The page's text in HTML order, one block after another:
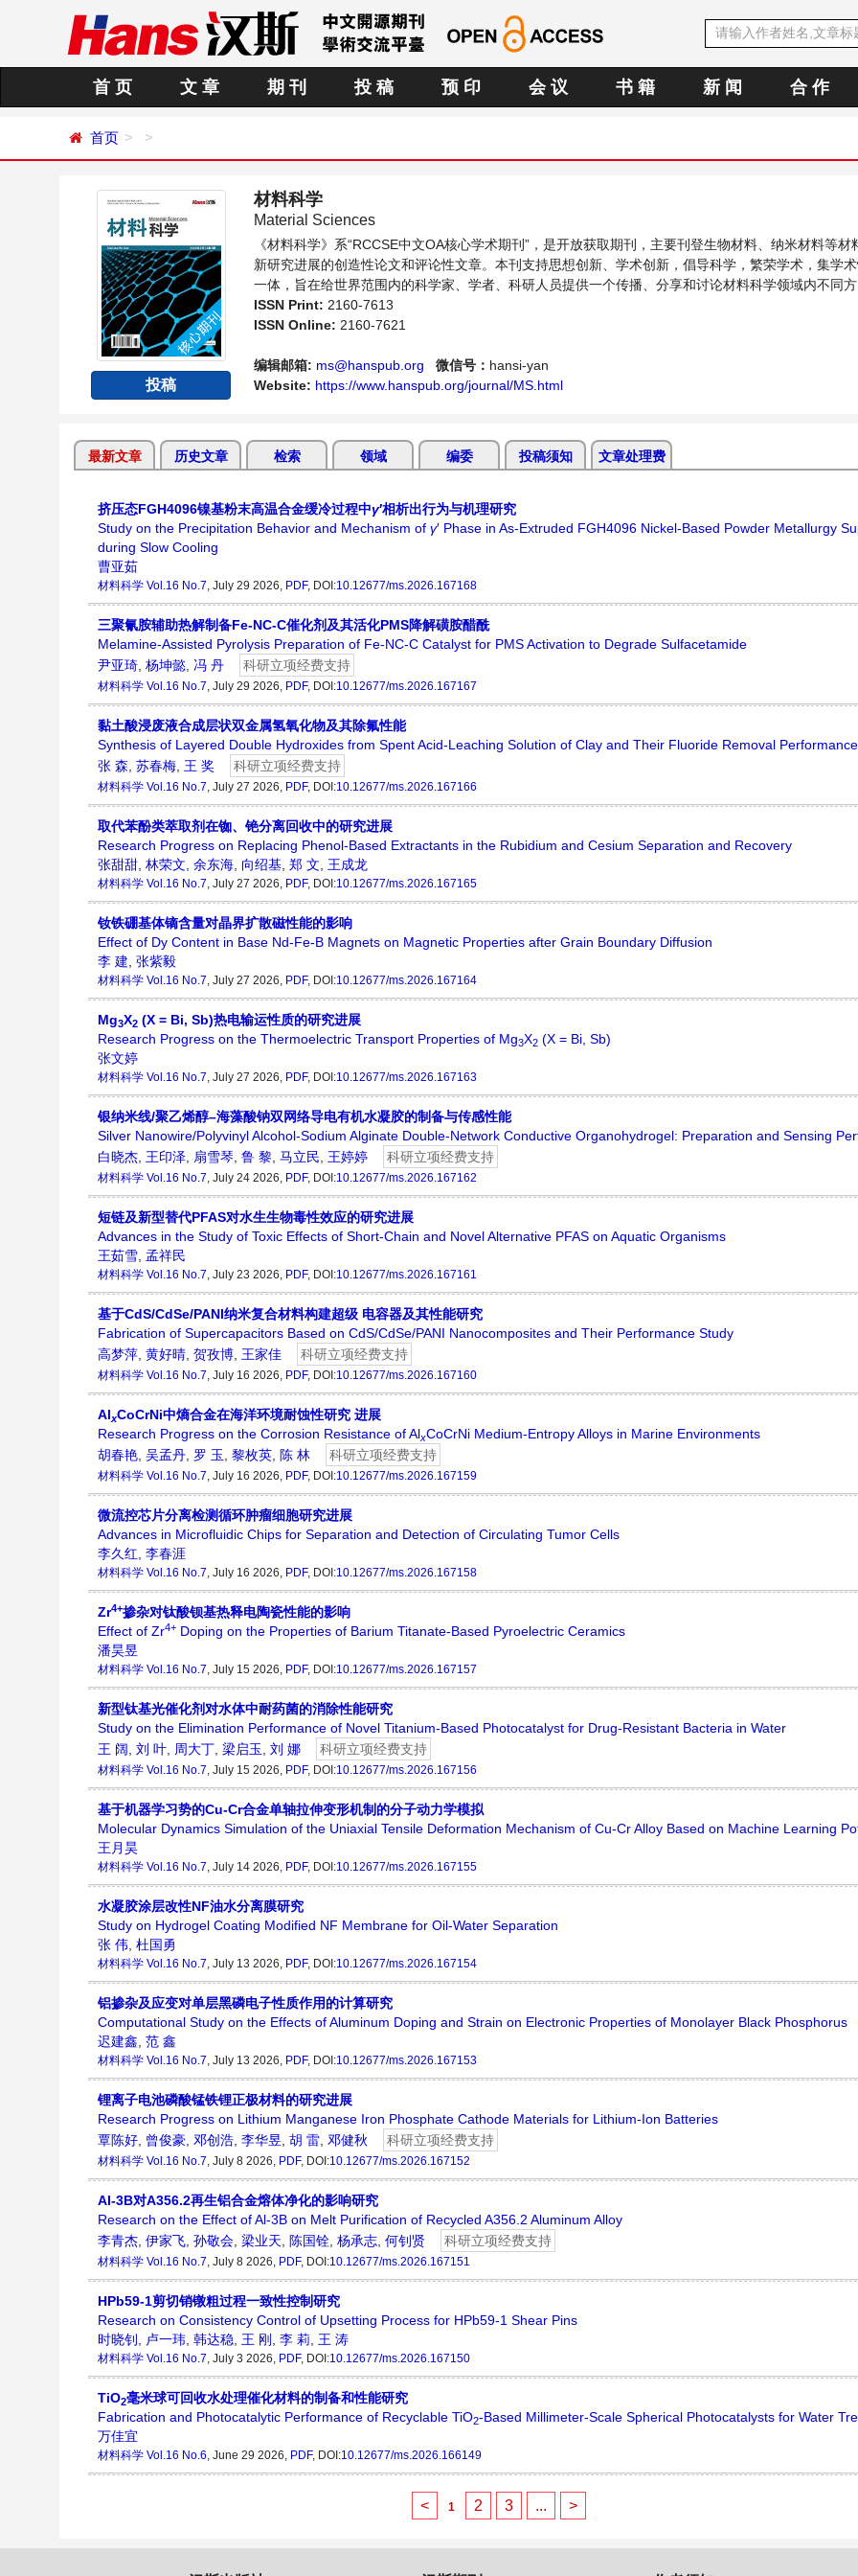
首 页 文 章 期 刊 投 稿 预 印 会 议 书 籍 新 闻 合 作
首页
投稿
材料科学
Material Sciences
《材料科学》系“RCCSE中文OA核心学术期刊”，是开放获取期刊，主要刊登生物材料、纳米材料等材
新研究进展的创造性论文和评论性文章。本刊支持思想创新、学术创新，倡导科学，繁荣学术，集学
一体，旨在给世界范围内的科学家、学者、科研人员提供一个传播、分享和讨论材料科学领域内不同方
的交流平台。
ISSN Print: 2160-7613
ISSN Online: 2160-7621
编辑邮箱: ms@hanspub.org 微信号： hansi-yan
Website: https://www.hanspub.org/journal/MS.html
最新文章 历史文章 检索 领域 编委 投稿须知 文章处理费
挤压态FGH4096镍基粉末高温合金缓冷过程中γ′相析出行为与机理研究
Study on the Precipitation Behavior and Mechanism of γ′ Phase in As‑Extruded FGH4096 Nickel‑Based Powder Metallurgy
during Slow Cooling
曹亚茹
材料科学 Vol.16 No.7, July 29 2026, PDF, DOI:10.12677/ms.2026.167168
三聚氰胺辅助热解制备Fe-NC-C催化剂及其活化PMS降解磺胺醋酰
Melamine-Assisted Pyrolysis Preparation of Fe-NC-C Catalyst for PMS Activation to Degrade Sulfacetamide
尹亚琦, 杨坤懿, 冯 丹 科研立项经费支持
材料科学 Vol.16 No.7, July 29 2026, PDF, DOI:10.12677/ms.2026.167167
黏土酸浸废液合成层状双金属氢氧化物及其除氟性能
Synthesis of Layered Double Hydroxides from Spent Acid-Leaching Solution of Clay and Their Fluoride Removal Performance
张 森, 苏春梅, 王 奖 科研立项经费支持
材料科学 Vol.16 No.7, July 27 2026, PDF, DOI:10.12677/ms.2026.167166
取代苯酚类萃取剂在铷、铯分离回收中的研究进展
Research Progress on Replacing Phenol-Based Extractants in the Rubidium and Cesium Separation and Recovery
张甜甜, 林荣文, 余东海, 向绍基, 郑 文, 王成龙
材料科学 Vol.16 No.7, July 27 2026, PDF, DOI:10.12677/ms.2026.167165
钕铁硼基体镝含量对晶界扩散磁性能的影响
Effect of Dy Content in Base Nd-Fe-B Magnets on Magnetic Properties after Grain Boundary Diffusion
李 建, 张紫毅
材料科学 Vol.16 No.7, July 27 2026, PDF, DOI:10.12677/ms.2026.167164
Mg3X2 (X = Bi, Sb)热电输运性质的研究进展
Research Progress on the Thermoelectric Transport Properties of Mg3X2 (X = Bi, Sb)
张文婷
材料科学 Vol.16 No.7, July 27 2026, PDF, DOI:10.12677/ms.2026.167163
银纳米线/聚乙烯醇–海藻酸钠双网络导电有机水凝胶的制备与传感性能
Silver Nanowire/Polyvinyl Alcohol-Sodium Alginate Double-Network Conductive Organohydrogel: Preparation and Sensing
白晓杰, 王印泽, 扇雪琴, 鲁 黎, 马立民, 王婷婷 科研立项经费支持
材料科学 Vol.16 No.7, July 24 2026, PDF, DOI:10.12677/ms.2026.167162
短链及新型替代PFAS对水生生物毒性效应的研究进展
Advances in the Study of Toxic Effects of Short-Chain and Novel Alternative PFAS on Aquatic Organisms
王茹雪, 孟祥民
材料科学 Vol.16 No.7, July 23 2026, PDF, DOI:10.12677/ms.2026.167161
基于CdS/CdSe/PANI纳米复合材料构建超级 电容器及其性能研究
Fabrication of Supercapacitors Based on CdS/CdSe/PANI Nanocomposites and Their Performance Study
高梦萍, 黄好晴, 贺孜博, 王家佳 科研立项经费支持
材料科学 Vol.16 No.7, July 16 2026, PDF, DOI:10.12677/ms.2026.167160
AlxCoCrNi中熵合金在海洋环境耐蚀性研究 进展
Research Progress on the Corrosion Resistance of AlxCoCrNi Medium-Entropy Alloys in Marine Environments
胡春艳, 吴孟丹, 罗 玉, 黎枚英, 陈 林 科研立项经费支持
材料科学 Vol.16 No.7, July 16 2026, PDF, DOI:10.12677/ms.2026.167159
微流控芯片分离检测循环肿瘤细胞研究进展
Advances in Microfluidic Chips for Separation and Detection of Circulating Tumor Cells
李久红, 李春涯
材料科学 Vol.16 No.7, July 16 2026, PDF, DOI:10.12677/ms.2026.167158
Zr4+掺杂对钛酸钡基热释电陶瓷性能的影响
Effect of Zr4+ Doping on the Properties of Barium Titanate-Based Pyroelectric Ceramics
潘昊昱
材料科学 Vol.16 No.7, July 15 2026, PDF, DOI:10.12677/ms.2026.167157
新型钛基光催化剂对水体中耐药菌的消除性能研究
Study on the Elimination Performance of Novel Titanium-Based Photocatalyst for Drug-Resistant Bacteria in Water
王 阔, 刘 叶, 周大丁, 梁启玉, 刘 娜 科研立项经费支持
材料科学 Vol.16 No.7, July 15 2026, PDF, DOI:10.12677/ms.2026.167156
基于机器学习势的Cu-Cr合金单轴拉伸变形机制的分子动力学模拟
Molecular Dynamics Simulation of the Uniaxial Tensile Deformation Mechanism of Cu-Cr Alloy Based on Machine Learning
王月昊
材料科学 Vol.16 No.7, July 14 2026, PDF, DOI:10.12677/ms.2026.167155
水凝胶涂层改性NF油水分离膜研究
Study on Hydrogel Coating Modified NF Membrane for Oil-Water Separation
张 伟, 杜国勇
材料科学 Vol.16 No.7, July 13 2026, PDF, DOI:10.12677/ms.2026.167154
铝掺杂及应变对单层黑磷电子性质作用的计算研究
Computational Study on the Effects of Aluminum Doping and Strain on Electronic Properties of Monolayer Black Phosphorus
迟建鑫, 范 鑫
材料科学 Vol.16 No.7, July 13 2026, PDF, DOI:10.12677/ms.2026.167153
锂离子电池磷酸锰铁锂正极材料的研究进展
Research Progress on Lithium Manganese Iron Phosphate Cathode Materials for Lithium-Ion Batteries
覃陈好, 曾俊豪, 邓创浩, 李华昱, 胡 雷, 邓健秋 科研立项经费支持
材料科学 Vol.16 No.7, July 8 2026, PDF, DOI:10.12677/ms.2026.167152
Al-3B对A356.2再生铝合金熔体净化的影响研究
Research on the Effect of Al-3B on Melt Purification of Recycled A356.2 Aluminum Alloy
李青杰, 伊家飞, 孙敬会, 梁业天, 陈国铨, 杨承志, 何钊贤 科研立项经费支持
材料科学 Vol.16 No.7, July 8 2026, PDF, DOI:10.12677/ms.2026.167151
HPb59-1剪切销镦粗过程一致性控制研究
Research on Consistency Control of Upsetting Process for HPb59-1 Shear Pins
时晓钊, 卢一玮, 韩达稳, 王 刚 , 李 莉, 王 涛
材料科学 Vol.16 No.7, July 3 2026, PDF, DOI:10.12677/ms.2026.167150
TiO2毫米球可回收水处理催化材料的制备和性能研究
Fabrication and Photocatalytic Performance of Recyclable TiO2-Based Millimeter-Scale Spherical Photocatalysts for Water
万佳宜
材料科学 Vol.16 No.6, June 29 2026, PDF, DOI:10.12677/ms.2026.166149
< 1 2 3 ... >